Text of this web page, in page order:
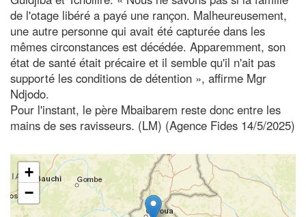
de l'otage libéré a payé une rançon. Malheureusement,
une autre personne qui avait été capturée dans les
mêmes circonstances est décédée. Apparemment, son
état de santé était précaire et il semble qu'il n'ait pas
supporté les conditions de détention », affirme Mgr
Ndjodo.
Pour l'instant, le père Mbaibarem reste donc entre les
mains de ses ravisseurs. (LM) (Agence Fides 14/5/2025)
+
−